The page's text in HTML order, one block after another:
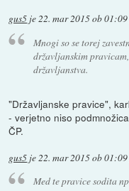
gus5 je22. mar 2015 ob 01:09
Mnogi so se torej
državljanskim
državljanstva.
"Državljanske pravice",
- verjetno niso
ČP.
gus5 je22. mar 2015 ob 01:09
Med te pravice sodita